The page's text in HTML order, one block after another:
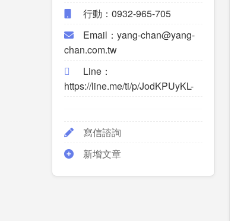
行動：0932-965-705
Email：yang-chan@yang-
chan.com.tw
Line：
https://line.me/ti/p/JodKPUyKL-
寫信諮詢
新增文章